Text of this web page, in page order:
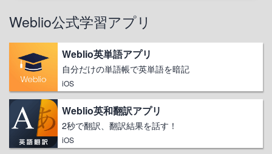
Weblio公式学習アプリ
Weblio英単語アプリ
自分だけの単語帳で英単語を暗記
iOS
Weblio英和翻訳アプリ
2秒で翻訳、翻訳結果を話す！
iOS